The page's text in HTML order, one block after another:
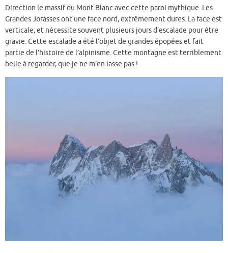
Direction le massif du Mont Blanc avec cette paroi mythique. Les
Grandes Jorasses ont une face nord, extrêmement dures. La face est
verticale, et nécessite souvent plusieurs jours d’escalade pour être
gravie. Cette escalade a été l’objet de grandes épopées et fait
partie de l’histoire de l’alpinisme. Cette montagne est terriblement
belle à regarder, que je ne m’en lasse pas !